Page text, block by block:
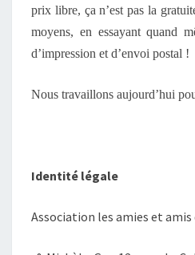
prix libre, ça n’est pas la
moyens, en essayant quand
d’impression et d’envoi postal !
Nous travaillons aujourd’hui
Identité légale
Association les amies et amis